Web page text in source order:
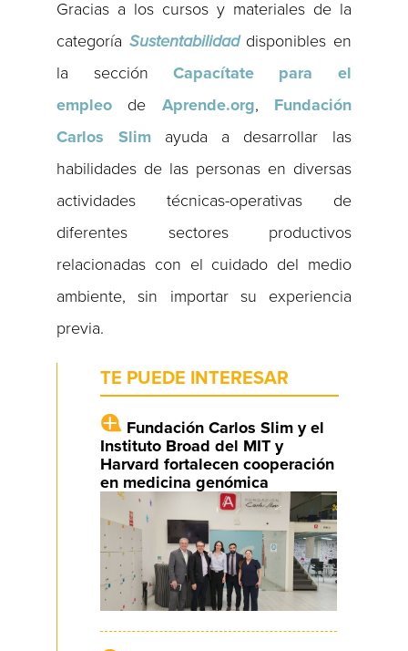
Gracias a los cursos y materiales de la
categoría Sustentabilidaddisponibles en
la sección Capacítate para el
empleo de Aprende.org, Fundación
Carlos Slimayuda a desarrollar las
habilidades de las personas en diversas
actividades técnicas-operativas de
diferentes sectores productivos
relacionadas con el cuidado del medio
ambiente, sin importar su experiencia
previa.
TE PUEDE INTERESAR
Fundación Carlos Slim y el
Instituto Broad del MIT y
Harvard fortalecen cooperación
en medicina genómica